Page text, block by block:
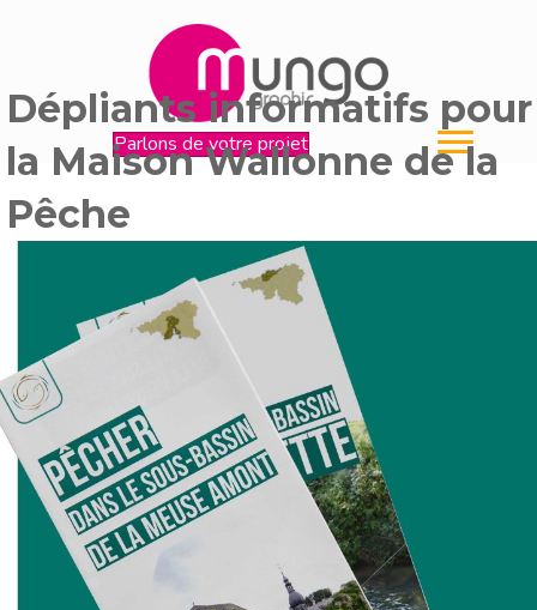
Parlons de votre projet
Dépliants informatifs pour
la Maison Wallonne de la
Pêche